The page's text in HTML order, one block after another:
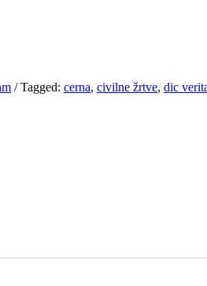
/Tagged: cerna, civilne žrtve, dic